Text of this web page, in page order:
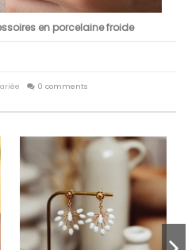
en porcelaine froide
0 comments